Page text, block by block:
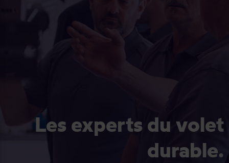
Les experts du volet
durable.